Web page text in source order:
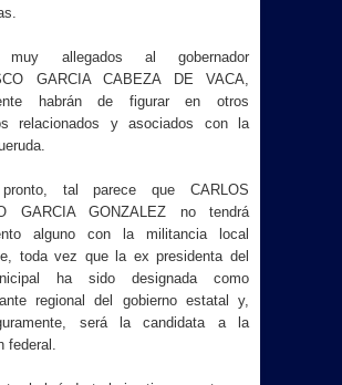
muy allegados al gobernador
GARCIA CABEZA DE VACA,
habrán de figurar en otros
relacionados y asociados con la
tal parece que CARLOS
GARCIA GONZALEZ no tendrá
alguno con la militancia local
toda vez que la ex presidenta del
ha sido designada como
regional del gobierno estatal y,
será la candidata a la
federal.